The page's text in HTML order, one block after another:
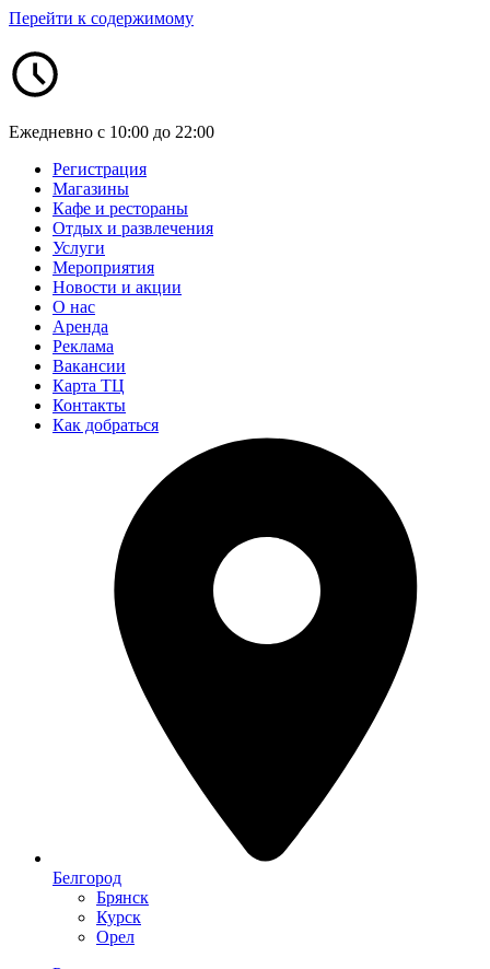
Перейти к содержимому
Ежедневно с 10:00 до 22:00
Регистрация
Магазины
Кафе и рестораны
Отдых и развлечения
Услуги
Мероприятия
Новости и акции
О нас
Аренда
Реклама
Вакансии
Карта ТЦ
Контакты
Как добраться
Белгород
Брянск
Курск
Орел